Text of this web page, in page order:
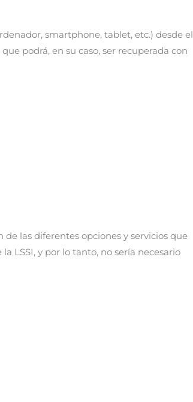
smartphone, tablet, etc.) desde el
podrá, en su caso, ser recuperada con
las diferentes opciones y servicios que
LSSI, y por lo tanto, no sería necesario